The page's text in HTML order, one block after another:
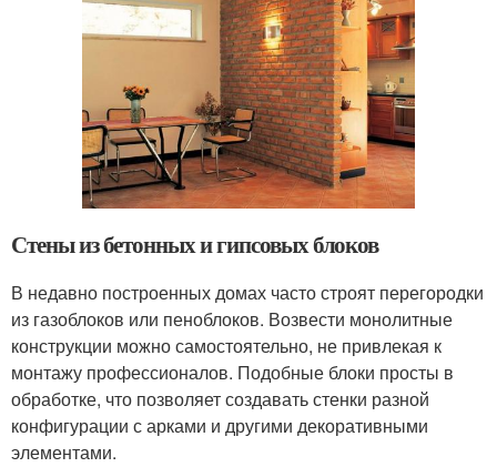
Стены из бетонных и гипсовых блоков
В недавно построенных домах часто строят перегородки
из газоблоков или пеноблоков. Возвести монолитные
конструкции можно самостоятельно, не привлекая к
монтажу профессионалов. Подобные блоки просты в
обработке, что позволяет создавать стенки разной
конфигурации с арками и другими декоративными
элементами.